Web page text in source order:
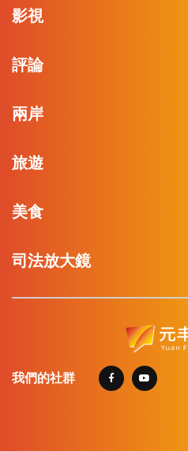
影視
評論
兩岸
旅遊
美食
司法放大鏡
我們的社群